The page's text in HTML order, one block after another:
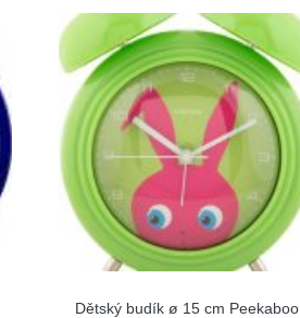
Dětský budík ø 15 cm Peekaboo